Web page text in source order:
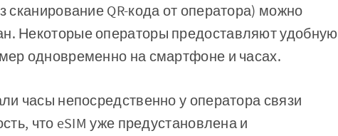
сканирование QR-кода от оператора) можно
Некоторые операторы предоставляют удобную
одновременно на смартфоне и часах.
часы непосредственно у оператора связи
что eSIM уже предустановлена и